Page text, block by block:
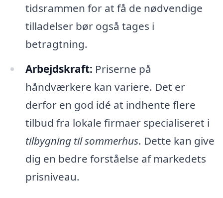
tidsrammen for at få de nødvendige
tilladelser bør også tages i
betragtning.
Arbejdskraft: Priserne på
håndværkere kan variere. Det er
derfor en god idé at indhente flere
tilbud fra lokale firmaer specialiseret i
tilbygning til sommerhus. Dette kan give
dig en bedre forståelse af markedets
prisniveau.